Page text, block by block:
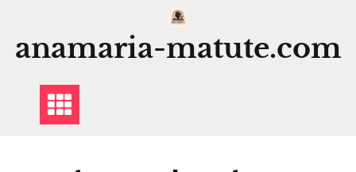
contenido
anamaria-matute.com